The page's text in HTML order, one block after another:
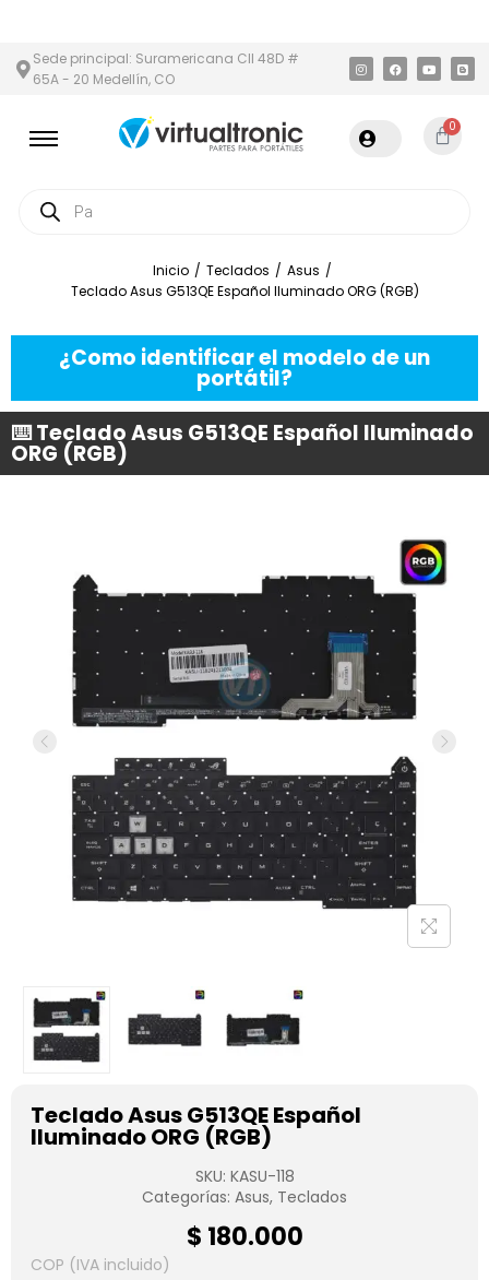
Sede principal: Suramericana Cll 48D #
65A - 20 Medellín, CO
0
Inicio / Teclados / Asus /
Teclado Asus G513QE Español Iluminado ORG (RGB)
¿Como identificar el modelo de un
portátil?
⌨️ Teclado Asus G513QE Español Iluminado
ORG (RGB)
Teclado Asus G513QE Español
Iluminado ORG (RGB)
SKU: KASU-118
Categorías: Asus, Teclados
$ 180.000
COP (IVA incluido)